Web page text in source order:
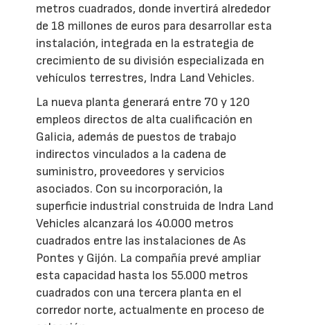
metros cuadrados, donde invertirá alrededor
de 18 millones de euros para desarrollar esta
instalación, integrada en la estrategia de
crecimiento de su división especializada en
vehículos terrestres, Indra Land Vehicles.
La nueva planta generará entre 70 y 120
empleos directos de alta cualificación en
Galicia, además de puestos de trabajo
indirectos vinculados a la cadena de
suministro, proveedores y servicios
asociados. Con su incorporación, la
superficie industrial construida de Indra Land
Vehicles alcanzará los 40.000 metros
cuadrados entre las instalaciones de As
Pontes y Gijón. La compañía prevé ampliar
esta capacidad hasta los 55.000 metros
cuadrados con una tercera planta en el
corredor norte, actualmente en proceso de